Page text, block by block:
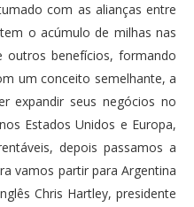
com as alianças entre
o acúmulo de milhas nas
outros benefícios, formando
um conceito semelhante, a
expandir seus negócios no
Estados Unidos e Europa,
depois passamos a
vamos partir para Argentina
Chris Hartley, presidente